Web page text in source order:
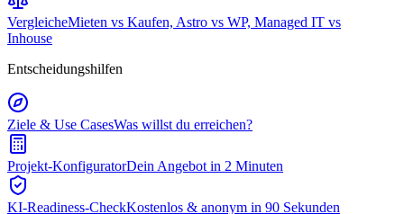
VergleicheMieten vs Kaufen, Astro vs WP, Managed IT vs
Inhouse
Entscheidungshilfen
Ziele & Use CasesWas willst du erreichen?
Projekt-KonfiguratorDein Angebot in 2 Minuten
KI-Readiness-CheckKostenlos & anonym in 90 Sekunden